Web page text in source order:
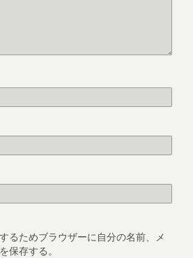
るためブラウザーに自分の名前、メ
保存する。